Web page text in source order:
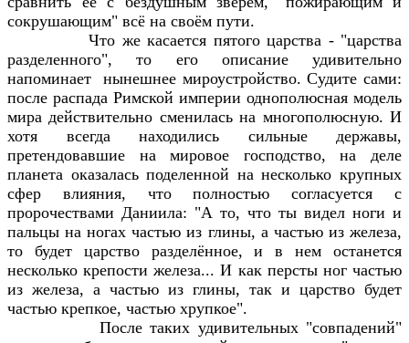
сокрушающим" всё на своём пути.
Что же касается пятого царства - "царства
разделенного", то его описание удивительно
напоминает
нынешнее мироустройство. Судите сами:
после распада Римской империи однополюсная модель
мира действительно сменилась на многополюсную. И
хотя всегда находились сильные державы,
претендовавшие на мировое господство, на деле
планета оказалась поделенной на несколько крупных
сфер влияния, что полностью согласуется с
пророчествами Даниила: "А то, что ты видел ноги и
пальцы на ногах частью из глины, а частью из железа,
то будет царство разделённое, и в нем останется
несколько крепости железа... И как персты ног частью
из железа, а частью из глины, так и царство будет
частью крепкое, частью хрупкое".
После таких удивительных "совпадений"